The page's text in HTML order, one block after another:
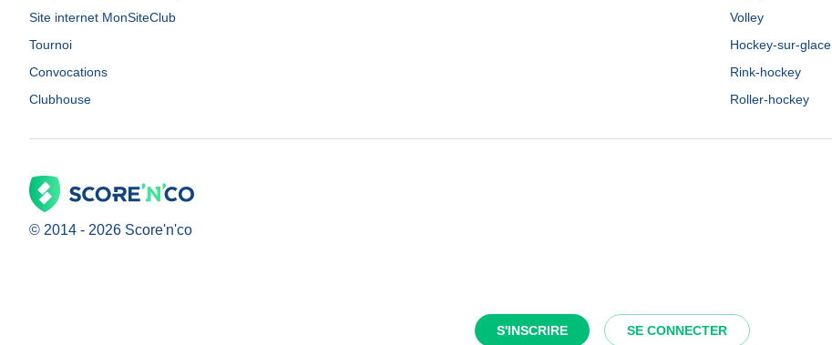
S'INSCRIRE SE CONNECTER
Site internet MonSiteClub
Tournoi
Convocations
Clubhouse
Volley
Hockey-sur-glace
Rink-hockey
Roller-hockey
© 2014 - 2026 Score'n'co